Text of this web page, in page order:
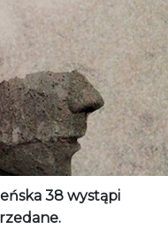
38 wystąpi